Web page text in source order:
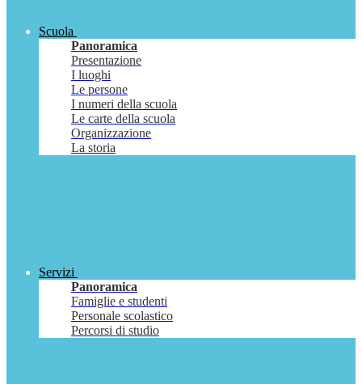
Scuola
Panoramica
Presentazione
I luoghi
Le persone
I numeri della scuola
Le carte della scuola
Organizzazione
La storia
Servizi
Panoramica
Famiglie e studenti
Personale scolastico
Percorsi di studio